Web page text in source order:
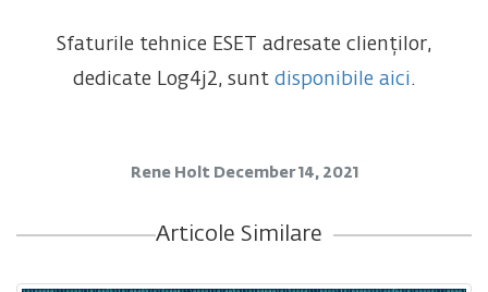
Sfaturile tehnice ESET adresate clienților,
dedicate Log4j2, sunt disponibile aici.
Rene Holt December 14, 2021
Articole Similare